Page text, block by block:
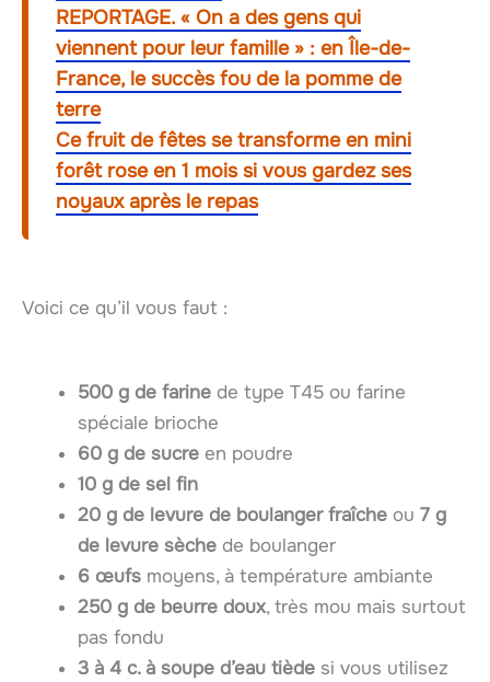
REPORTAGE. « On a des gens qui
viennent pour leur famille » : en Île-de-
France, le succès fou de la pomme de
terre
Ce fruit de fêtes se transforme en mini
forêt rose en 1 mois si vous gardez ses
noyaux après le repas
Voici ce qu’il vous faut :
500 g de farine de type T45 ou farine
spéciale brioche
60 g de sucre en poudre
10 g de sel fin
20 g de levure de boulanger fraîche ou 7 g
de levure sèche de boulanger
6 œufs moyens, à température ambiante
250 g de beurre doux, très mou mais surtout
pas fondu
3 à 4 c. à soupe d’eau tiède si vous utilisez